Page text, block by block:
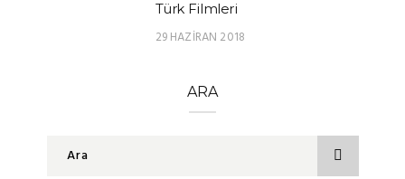
Türk Filmleri
29 HAZIRAN 2018
ARA